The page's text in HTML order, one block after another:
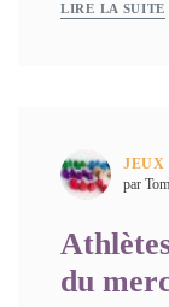
LIRE LA SUITE
JEUX
par
du